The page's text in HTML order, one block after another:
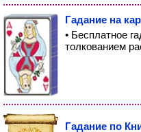
Гадание на
• Бесплатное
толкованием
Гадание по